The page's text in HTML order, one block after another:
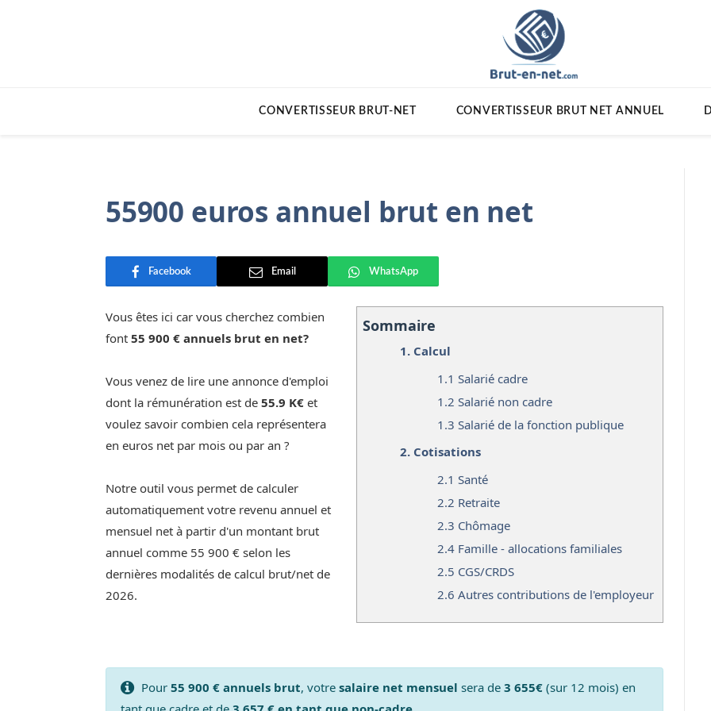
CONVERTISSEUR BRUT-NET CONVERTISSEUR BRUT NET ANNUEL
55900 euros annuel brut en net
Facebook Email WhatsApp
Sommaire
1. Calcul
1.1 Salarié cadre
1.2 Salarié non cadre
1.3 Salarié de la fonction publique
2. Cotisations
2.1 Santé
2.2 Retraite
2.3 Chômage
2.4 Famille - allocations familiales
2.5 CGS/CRDS
2.6 Autres contributions de l'employeur
Vous êtes ici car vous cherchez combien
font 55 900 € annuels brut en net?
Vous venez de lire une annonce d'emploi
dont la rémunération est de 55.9 K€ et
voulez savoir combien cela représentera
en euros net par mois ou par an ?
Notre outil vous permet de calculer
automatiquement votre revenu annuel et
mensuel net à partir d'un montant brut
annuel comme 55 900 € selon les
dernières modalités de calcul brut/net de
2026.
Pour 55 900 € annuels brut, votre salaire net mensuel sera de 3 655€(sur 12 mois) en